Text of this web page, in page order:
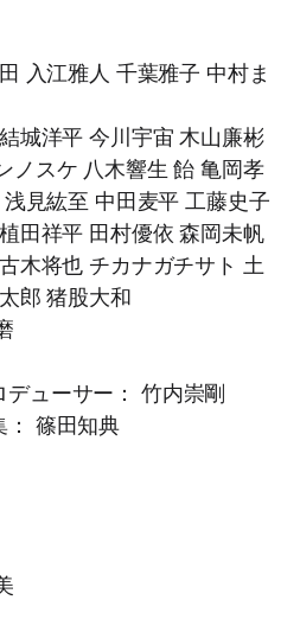
⼊江雅⼈ 千葉雅⼦ 中村ま
城洋平 今川宇宙 ⽊⼭廉彬
ノスケ ⼋⽊響⽣ 飴 ⻲岡孝
⾒紘⾄ 中⽥⻨平 ⼯藤史⼦
⽥祥平 ⽥村優依 森岡未帆
⽊将也 チカナガチサト ⼟
郎 猪股⼤和
ューサー： ⽵内崇剛
： 篠⽥知典